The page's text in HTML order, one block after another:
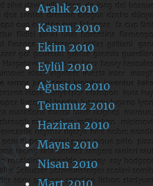
Aralık 2010
Kasım 2010
Ekim 2010
Eylül 2010
Ağustos 2010
Temmuz 2010
Haziran 2010
Mayıs 2010
Nisan 2010
Mart 2010